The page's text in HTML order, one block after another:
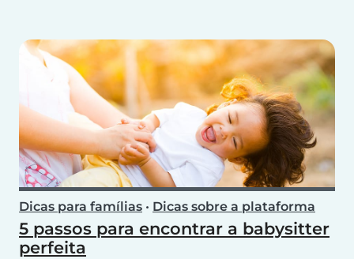
Dicas para famílias • Dicas sobre a plataforma
5 passos para encontrar a babysitter
perfeita